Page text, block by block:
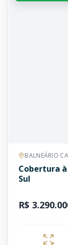
BALNEÁRIO
Cobertura
Sul
R$